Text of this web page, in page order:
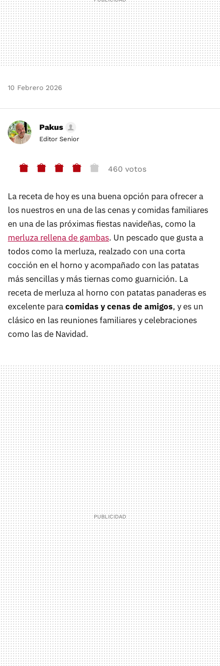
10 Febrero 2026
Pakus
Editor Senior
460 votos
La receta de hoy es una buena opción para ofrecer a
los nuestros en una de las cenas y comidas familiares
en una de las próximas fiestas navideñas, como la
merluza rellena de gambas. Un pescado que gusta a
todos como la merluza, realzado con una corta
cocción en el horno y acompañado con las patatas
más sencillas y más tiernas como guarnición. La
receta de merluza al horno con patatas panaderas es
excelente paracomidas y cenas de amigos, y es un
clásico en las reuniones familiares y celebraciones
como las de Navidad.